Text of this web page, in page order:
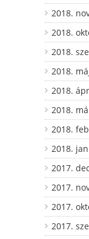
2018.
2018.
2018.
2018.
2018.
2018.
2018.
2018.
2017.
2017.
2017.
2017.